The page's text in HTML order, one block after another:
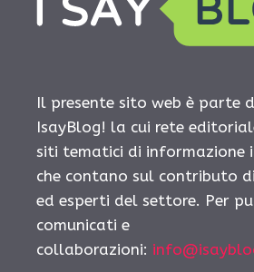
Il presente sito web è parte
IsayBlog! la cui rete
siti tematici di informazione
che contano sul contributo
ed esperti del settore. Per
comunicati e
collaborazioni: